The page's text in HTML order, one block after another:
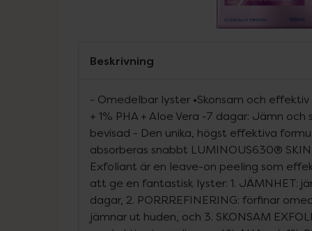
Beskrivning
- Omedelbar lyster •Skonsam och
+ 1% PHA + Aloe Vera -7 dagar: Jämn och
bevisad - Den unika, högst effektiva
absorberas snabbt LUMINOUS630®
Exfoliant är en leave-on peeling som
att ge en fantastisk lyster: 1. JÄMNHET:
dagar, 2. PORRREFINERING: förfinar
jämnar ut huden, och 3. SKONSAM